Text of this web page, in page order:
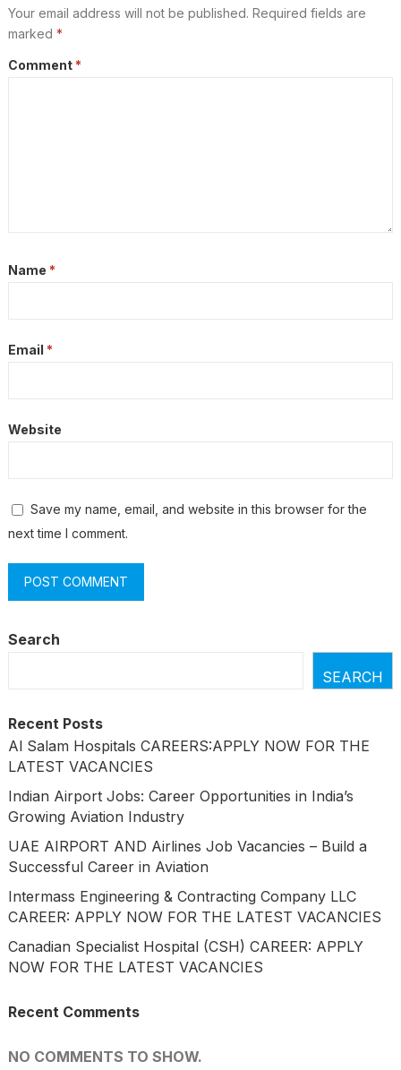
Your email address will not be published. Required fields are
marked *
Comment *
Name *
Email *
Website
Save my name, email, and website in this browser for the
next time I comment.
Search
SEARCH
Recent Posts
Al Salam Hospitals CAREERS:APPLY NOW FOR THE
LATEST VACANCIES
Indian Airport Jobs: Career Opportunities in India’s
Growing Aviation Industry
UAE AIRPORT AND Airlines Job Vacancies – Build a
Successful Career in Aviation
Intermass Engineering & Contracting Company LLC
CAREER: APPLY NOW FOR THE LATEST VACANCIES
Canadian Specialist Hospital (CSH) CAREER: APPLY
NOW FOR THE LATEST VACANCIES
Recent Comments
NO COMMENTS TO SHOW.